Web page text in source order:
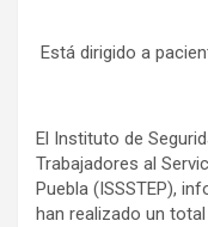
Está dirigido a
El Instituto de
Trabajadores al
Puebla (ISSSTEP),
han realizado un